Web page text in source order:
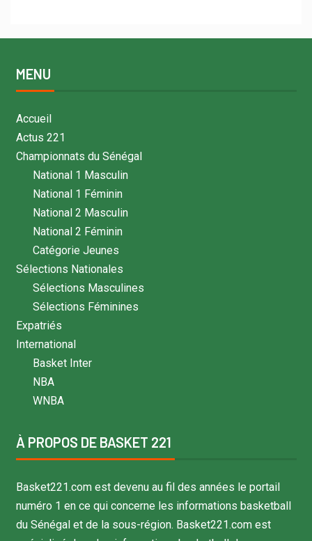
MENU
Accueil
Actus 221
Championnats du Sénégal
National 1 Masculin
National 1 Féminin
National 2 Masculin
National 2 Féminin
Catégorie Jeunes
Sélections Nationales
Sélections Masculines
Sélections Féminines
Expatriés
International
Basket Inter
NBA
WNBA
À PROPOS DE BASKET 221
Basket221.com est devenu au fil des années le portail
numéro 1 en ce qui concerne les informations basketball
du Sénégal et de la sous-région. Basket221.com est